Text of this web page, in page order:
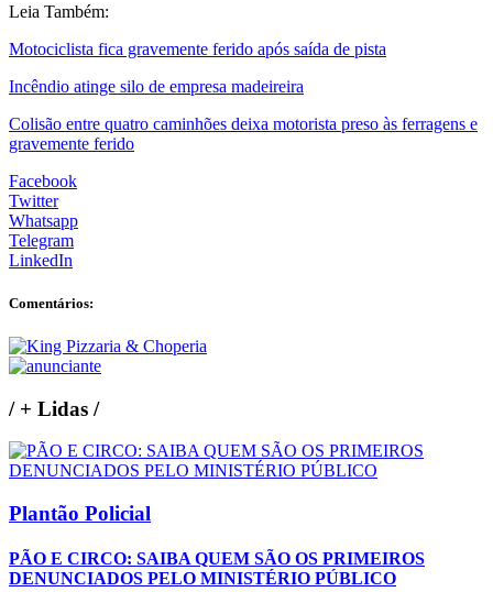
Leia Também:
Motociclista fica gravemente ferido após saída de pista
Incêndio atinge silo de empresa madeireira
Colisão entre quatro caminhões deixa motorista preso às ferragens e
gravemente ferido
Facebook
Twitter
Whatsapp
Telegram
LinkedIn
Comentários:
/+ Lidas /
Plantão Policial
PÃO E CIRCO: SAIBA QUEM SÃO OS PRIMEIROS
DENUNCIADOS PELO MINISTÉRIO PÚBLICO